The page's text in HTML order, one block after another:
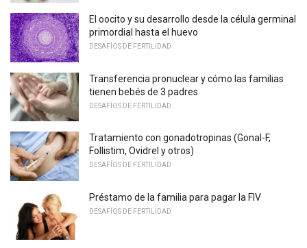
El oocito y su desarrollo desde la célula germinal
primordial hasta el huevo
DESAFÍOS DE FERTILIDAD
Transferencia pronuclear y cómo las familias
tienen bebés de 3 padres
DESAFÍOS DE FERTILIDAD
Tratamiento con gonadotropinas (Gonal-F,
Follistim, Ovidrel y otros)
DESAFÍOS DE FERTILIDAD
Préstamo de la familia para pagar la FIV
DESAFÍOS DE FERTILIDAD